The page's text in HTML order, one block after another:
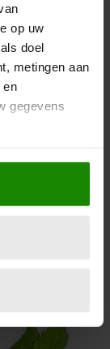
op uw
doel
metingen aan
en
gegevens
kan zijn
(fingerprinting)